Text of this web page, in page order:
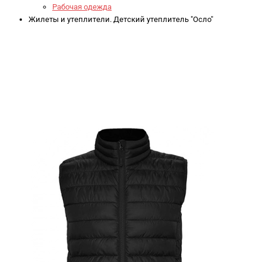
Рабочая одежда
Жилеты и утеплители. Детский утеплитель "Осло"